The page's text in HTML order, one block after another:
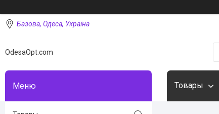
Базова, Одеса, Україна
OdesaOpt.com
Товары